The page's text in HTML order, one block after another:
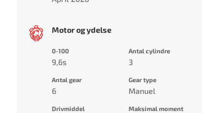
Motor og ydelse
0-100
9,6s
Antal cylindre
3
Antal gear
6
Gear type
Manuel
Drivmiddel Maksimal moment